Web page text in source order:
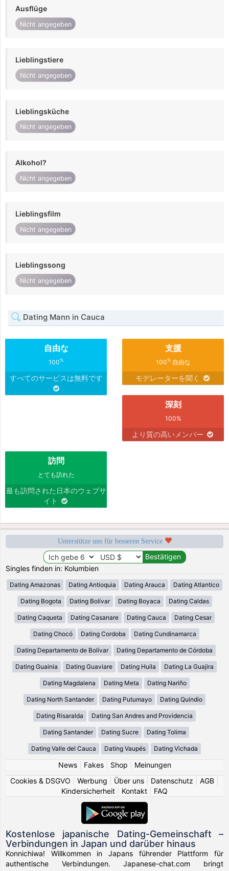
Ausflüge
Nicht angegeben
Lieblingstiere
Nicht angegeben
Lieblingsküche
Nicht angegeben
Alkohol?
Nicht angegeben
Lieblingsfilm
Nicht angegeben
Lieblingssong
Nicht angegeben
Dating Mann in Cauca
自由な
100%
すべてのサービスは無料です
支援
100%自由な
モデレーターを聞く
深刻
100%
より質の高いメンバー
訪問
とても訪れた
最も訪問された日本のウェブサ
イト
Unterstütze uns für besseren Service
Singles finden in: Kolumbien
Dating Amazonas Dating Antioquia Dating Arauca Dating Atlantico
Dating Bogota Dating Bolívar Dating Boyaca Dating Caldas
Dating Caqueta Dating Casanare Dating Cauca Dating Cesar
Dating Chocó Dating Cordoba Dating Cundinamarca
Dating Departamento de Bolívar Dating Departamento de Córdoba
Dating Guainia Dating Guaviare Dating Huila Dating La Guajira
Dating Magdalena Dating Meta Dating Nariño
Dating North Santander Dating Putumayo Dating Quindio
Dating Risaralda Dating San Andres and Providencia
Dating Santander Dating Sucre Dating Tolima
Dating Valle del Cauca Dating Vaupés Dating Vichada
News| Fakes| Shop
Meinungen
Cookies & DSGVO
Werbung Über uns Datenschutz AGB
Kindersicherheit
Kontakt FAQ
Kostenlose japanische Dating-Gemeinschaft –
Verbindungen in Japan und darüber hinaus
Konnichiwa! Willkommen in Japans führender Plattform für
authentische Verbindungen. Japanese-chat.com bringt